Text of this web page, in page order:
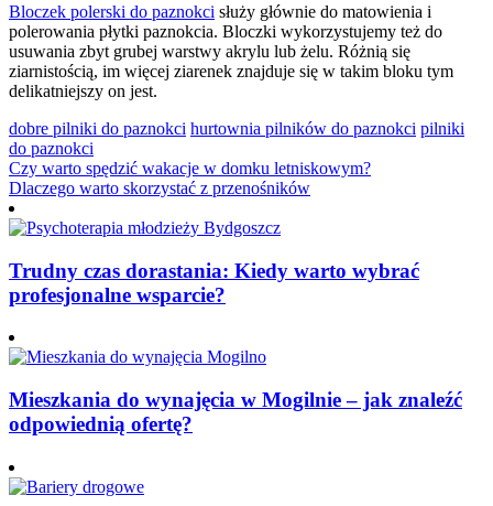
Bloczek polerski do paznokci służy głównie do matowienia i
polerowania płytki paznokcia. Bloczki wykorzystujemy też do
usuwania zbyt grubej warstwy akrylu lub żelu. Różnią się
ziarnistością, im więcej ziarenek znajduje się w takim bloku tym
delikatniejszy on jest.
dobre pilniki do paznokci hurtownia pilników do paznokci pilniki
do paznokci
Nawigacja
wpisu
Czy warto spędzić wakacje w domku letniskowym?
Dlaczego warto skorzystać z przenośników
Trudny czas dorastania: Kiedy warto wybrać
profesjonalne wsparcie?
Mieszkania do wynajęcia w Mogilnie – jak znaleźć
odpowiednią ofertę?